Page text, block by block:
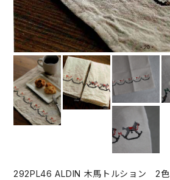
292PL46 ALDIN 木馬トルション 2色